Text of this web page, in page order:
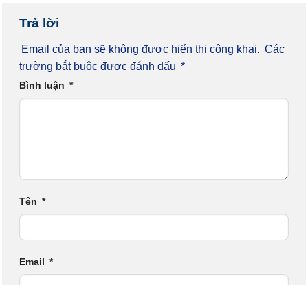
Trả lời
Email của bạn sẽ không được hiển thị công khai. Các
trường bắt buộc được đánh dấu *
Bình luận *
Tên *
Email *